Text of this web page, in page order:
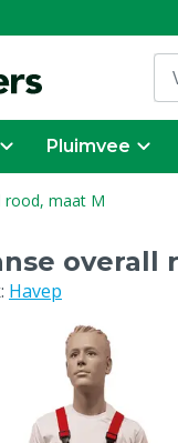
Pluimvee
rood, maat M
overall
: Havep